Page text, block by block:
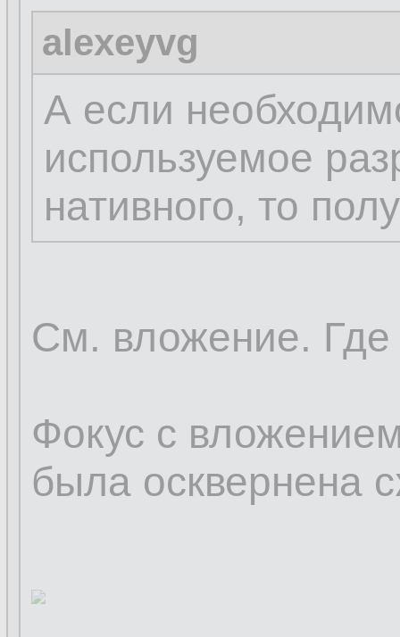
alexeyvg
А если
используемое
нативного, то
См. вложение. Где
Фокус с
была осквернена